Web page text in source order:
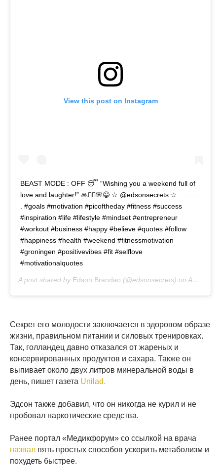
View this post on Instagram
BEAST MODE : OFF 😴 “Wishing you a weekend full of
love and laughter!” 🙏🙋‍♂️🌸😉 ☆ @edsonsecrets ☆ . . . . . .
. #goals #motivation #picoftheday #fitness #success
#inspiration #life #lifestyle #mindset #entrepreneur
#workout #business #happy #believe #quotes #follow
#happiness #health #weekend #fitnessmotivation
#groningen #positivevibes #fit #selflove
#motivationalquotes
A post shared by Edson Brandao (@edsonsecrets) on Aug 1, 2020 at 10:01am PDT
Секрет его молодости заключается в здоровом образе
жизни, правильном питании и силовых тренировках.
Так, голландец давно отказался от жареных и
консервированных продуктов и сахара. Также он
выпивает около двух литров минеральной воды в
день, пишет газета Unilad.
Эдсон также добавил, что он никогда не курил и не
пробовал наркотические средства.
Ранее портал «Медикфорум» со ссылкой на врача
назвал пять простых способов ускорить метаболизм и
похудеть быстрее.